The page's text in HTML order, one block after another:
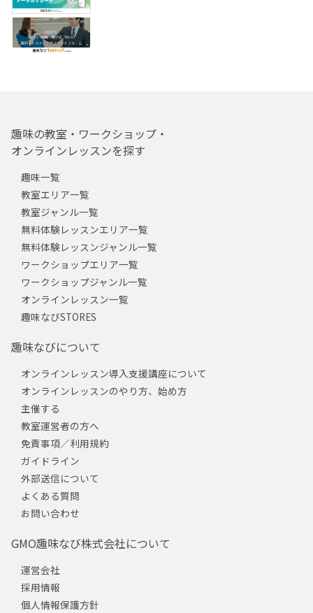
趣味の教室・ワークショップ・
オンラインレッスンを探す
趣味一覧
教室エリア一覧
教室ジャンル一覧
無料体験レッスンエリア一覧
無料体験レッスンジャンル一覧
ワークショップエリア一覧
ワークショップジャンル一覧
オンラインレッスン一覧
趣味なびSTORES
趣味なびについて
オンラインレッスン導入支援講座について
オンラインレッスンのやり方、始め方
主催する
教室運営者の方へ
免責事項／利用規約
ガイドライン
外部送信について
よくある質問
お問い合わせ
GMO趣味なび株式会社について
運営会社
採用情報
個人情報保護方針